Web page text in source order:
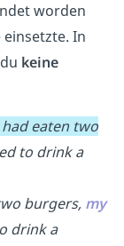
worden
In
keine
eaten two
to drink a
burgers, my
drink a